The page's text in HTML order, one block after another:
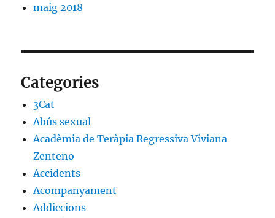
maig 2018
Categories
3Cat
Abús sexual
Acadèmia de Teràpia Regressiva Viviana
Zenteno
Accidents
Acompanyament
Addiccions